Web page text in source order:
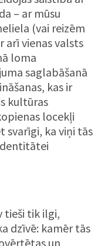
– ar mūsu
(vai reizēm
arī vienas valsts
loma
saglabāšanā
kas ir
kultūras
locekļi
svarīgi, ka viņi tās
tieši tik ilgi,
dzīvē: kamēr tās
un